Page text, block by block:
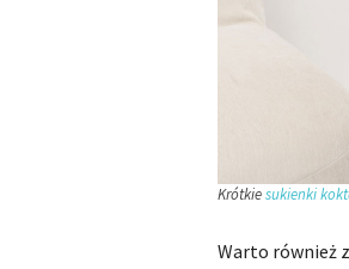
Krótkiesukienki
Warto również